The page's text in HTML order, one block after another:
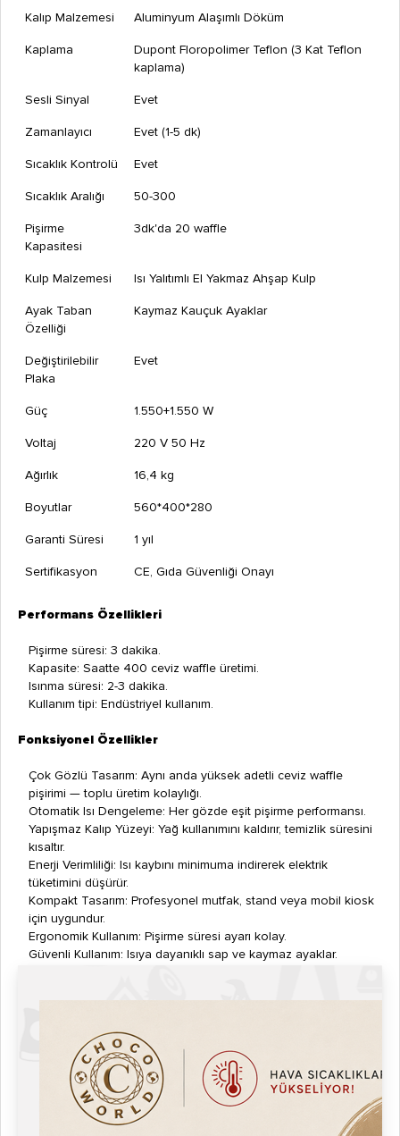
Kalıp Malzemesi Aluminyum Alaşımlı Döküm
Kaplama
Dupont Floropolimer Teflon (3 Kat Teflon
kaplama)
Sesli Sinyal Evet
Zamanlayıcı Evet (1-5 dk)
Sıcaklık Kontrolü Evet
Sıcaklık Aralığı 50-300
Pişirme
Kapasitesi
3dk'da 20 waffle
Kulp Malzemesi Isı Yalıtımlı El Yakmaz Ahşap Kulp
Ayak Taban
Özelliği
Kaymaz Kauçuk Ayaklar
Değiştirilebilir
Plaka
Evet
Güç 1.550+1.550 W
Voltaj 220 V 50 Hz
Ağırlık 16,4 kg
Boyutlar 560*400*280
Garanti Süresi 1 yıl
Sertifikasyon CE, Gıda Güvenliği Onayı
Performans Özellikleri
Pişirme süresi: 3 dakika.
Kapasite: Saatte 400 ceviz waffle üretimi.
Isınma süresi: 2-3 dakika.
Kullanım tipi: Endüstriyel kullanım.
Fonksiyonel Özellikler
Çok Gözlü Tasarım: Aynı anda yüksek adetli ceviz waffle
pişirimi — toplu üretim kolaylığı.
Otomatik Isı Dengeleme: Her gözde eşit pişirme performansı.
Yapışmaz Kalıp Yüzeyi: Yağ kullanımını kaldırır, temizlik süresini
kısaltır.
Enerji Verimliliği: Isı kaybını minimuma indirerek elektrik
tüketimini düşürür.
Kompakt Tasarım: Profesyonel mutfak, stand veya mobil kiosk
için uygundur.
Ergonomik Kullanım: Pişirme süresi ayarı kolay.
Güvenli Kullanım: Isıya dayanıklı sap ve kaymaz ayaklar.
Hijyen ve Güvenlik
Paslanmaz çelik gövde, uzun ömürlü ve hijyeniktir.
Yapışmaz yüzey, gıda kalıntısı birikimini önler.
Yüksek sıcaklık koruması ve termostat güvenliği.